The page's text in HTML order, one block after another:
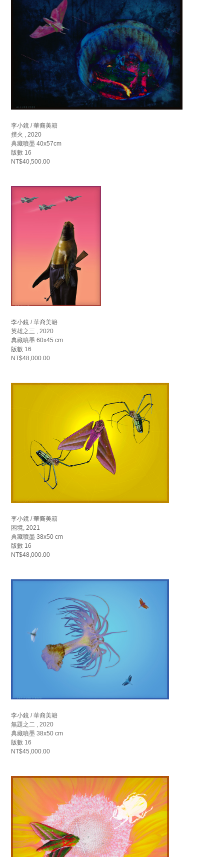
李小鏡 / 華裔美籍
撲火 , 2020
典藏噴墨 40x57cm
版數 16
NT$40,500.00
李小鏡 / 華裔美籍
英雄之三 , 2020
典藏噴墨 60x45 cm
版數 16
NT$48,000.00
李小鏡 / 華裔美籍
困境, 2021
典藏噴墨 38x50 cm
版數 16
NT$48,000.00
李小鏡 / 華裔美籍
無題之二 , 2020
典藏噴墨 38x50 cm
版數 16
NT$45,000.00